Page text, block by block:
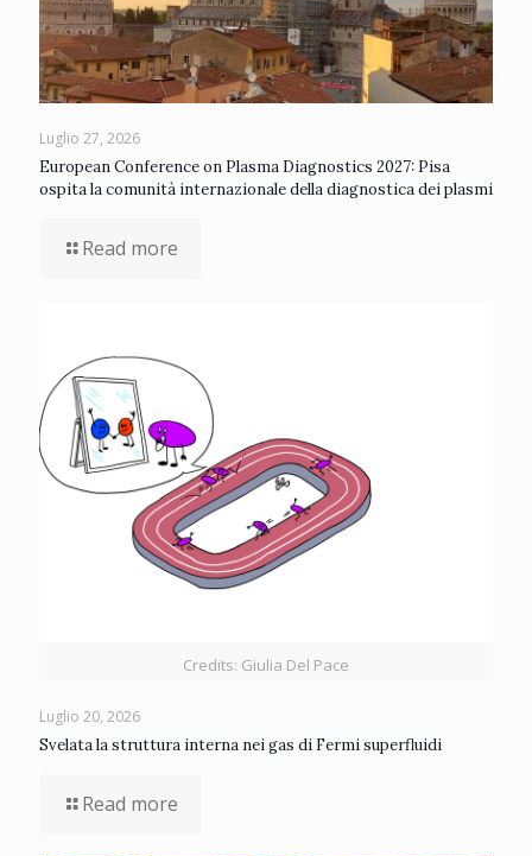
Luglio 27, 2026
European Conference on Plasma Diagnostics 2027: Pisa
ospita la comunità internazionale della diagnostica dei plasmi
Read more
Credits: Giulia Del Pace
Luglio 20, 2026
Svelata la struttura interna nei gas di Fermi superfluidi
Read more